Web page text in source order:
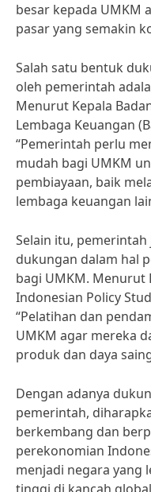
besar kepada UMKM
pasar yang semakin
Salah satu bentuk
oleh pemerintah
Menurut Kepala
Lembaga Keuangan
“Pemerintah perlu
mudah bagi UMKM
pembiayaan, baik
lembaga keuangan
Selain itu,
dukungan dalam hal
bagi UMKM.
Indonesian Policy
“Pelatihan dan
UMKM agar mereka
produk dan daya
Dengan adanya
pemerintah,
berkembang dan
perekonomian
menjadi negara yang